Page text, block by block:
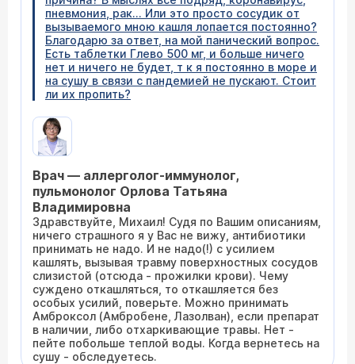
пневмония, рак... Или это просто сосудик от
вызываемого мною кашля лопается постоянно?
Благодарю за ответ, на мой панический вопрос.
Есть таблетки Глево 500 мг, и больше ничего
нет и ничего не будет, т к я постоянно в море и
на сушу в связи с пандемией не пускают. Стоит
ли их пропить?
Врач — аллерголог-иммунолог,
пульмонолог Орлова Татьяна
Владимировна
Здравствуйте, Михаил! Судя по Вашим описаниям,
ничего страшного я у Вас не вижу, антибиотики
принимать не надо. И не надо(!) с усилием
кашлять, вызывая травму поверхностных сосудов
слизистой (отсюда - прожилки крови). Чему
суждено откашляться, то откашляется без
особых усилий, поверьте. Можно принимать
Амброксол (Амбробене, Лазолван), если препарат
в наличии, либо отхаркивающие травы. Нет -
пейте побольше теплой воды. Когда вернетесь на
сушу - обследуетесь.